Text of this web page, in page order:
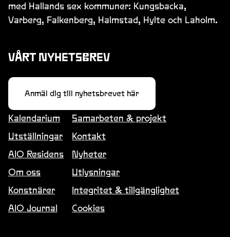
med Hallands sex kommuner: Kungsbacka,
Varberg, Falkenberg, Halmstad, Hylte och Laholm.
VÅRT NYHETSBREV
Anmäl dig till nyhetsbrevet här
Kalendarium
Utställningar
AIO Residens
Om oss
Konstnärer
AIO Journal
Samarbeten & projekt
Kontakt
Nyheter
Utlysningar
Integritet & tillgänglighet
Cookies